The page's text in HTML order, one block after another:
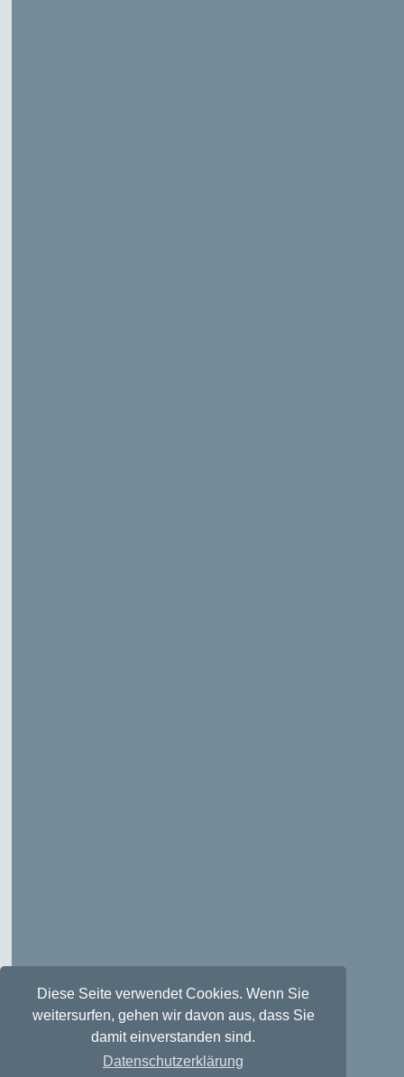
Diese Seite verwendet Cookies. Wenn Sie
weitersurfen, gehen wir davon aus, dass Sie
damit einverstanden sind.
Datenschutzerklärung